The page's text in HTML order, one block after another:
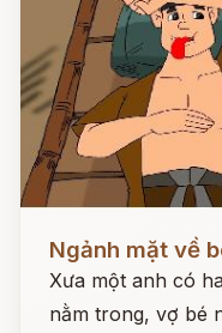
Ngảnh mặt về
Xưa một anh có
nằm trong, vợ bé